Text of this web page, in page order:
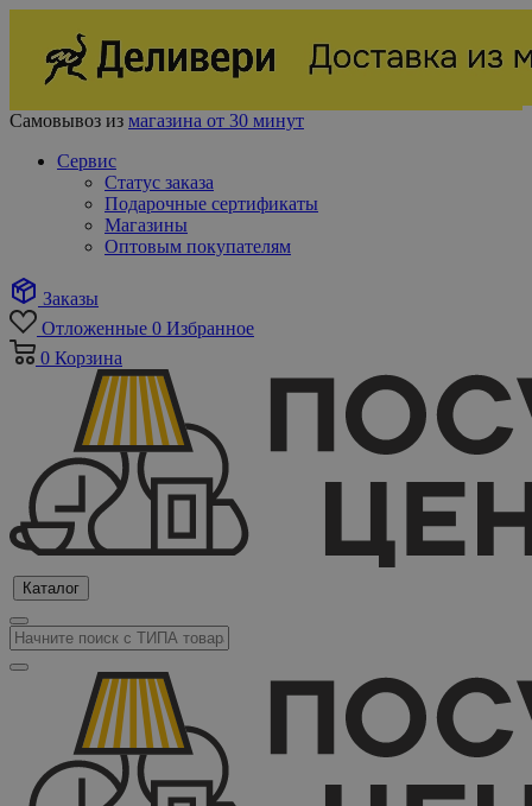
Самовывоз из магазина от 30 минут
Сервис
Статус заказа
Подарочные сертификаты
Магазины
Оптовым покупателям
Заказы
Отложенные 0 Избранное
0 Корзина
Каталог